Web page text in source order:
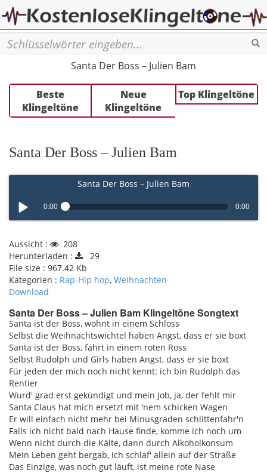
Santa Der Boss – Julien Bam
Beste
Klingeltöne
Neue
Klingeltöne
Top Klingeltöne
Santa Der Boss – Julien Bam
Santa Der Boss – Julien Bam
Play /
pause
0:00 0:00
Aussicht :
208
Herunterladen :
29
File size : 967.42 Kb
Kategorien : Rap-Hip hop, Weihnachten
Download
Santa Der Boss – Julien Bam Klingeltöne Songtext
Santa ist der Boss, wohnt in einem Schloss
Selbst die Weihnachtswichtel haben Angst, dass er sie boxt
Santa ist der Boss, fährt in einem roten Ross
Selbst Rudolph und Girls haben Angst, dass er sie boxt
Für jeden der mich noch nicht kennt: ich bin Rudolph das
Rentier
Wurd' grad erst gekündigt und mein Job, ja, der fehlt mir
Santa Claus hat mich ersetzt mit 'nem schicken Wagen
Er will einfach nicht mehr bei Minusgraden schlittenfahr'n
Falls ich nicht bald nach Hause finde, komme ich noch um
Wenn nicht durch die Kälte, dann durch Alkoholkonsum
Mein Leben geht bergab, ich schlaf' allein auf der Straße
Das Einzige, was noch gut läuft, ist meine rote Nase